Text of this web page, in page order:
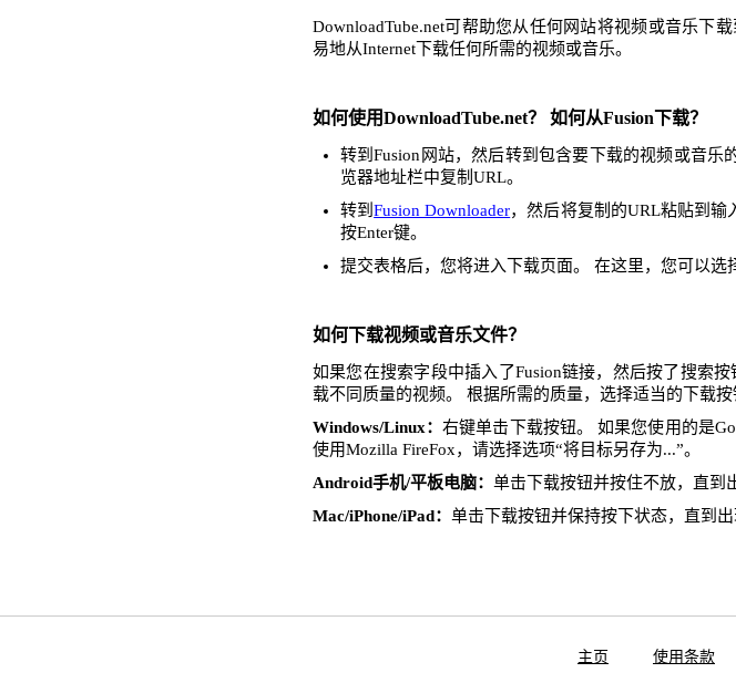
DownloadTube.net可帮助您从任何网站将视频或音乐下
易地从Internet下载任何所需的视频或音乐。
如何使用DownloadTube.net？ 如何从Fusion下载？
转到Fusion网站，然后转到包含要下载的视频或音
览器地址栏中复制URL。
转到Fusion Downloader，然后将复制的URL粘贴到
按Enter键。
提交表格后，您将进入下载页面。 在这里，您可以
如何下载视频或音乐文件？
如果您在搜索字段中插入了Fusion链接，然后按了搜索
载不同质量的视频。 根据所需的质量，选择适当的下载按
Windows/Linux：右键单击下载按钮。 如果您使用的是
使用Mozilla FireFox，请选择选项“将目标另存为...”。
Android手机/平板电脑： 单击下载按钮并按住不放，直到
Mac/iPhone/iPad： 单击下载按钮并保持按下状态，直到
主页 使用条款